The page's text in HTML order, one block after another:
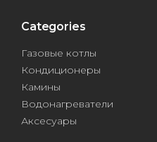
Categories
Газовые котлы
Кондиционеры
Камины
Водонагреватели
Аксесуары